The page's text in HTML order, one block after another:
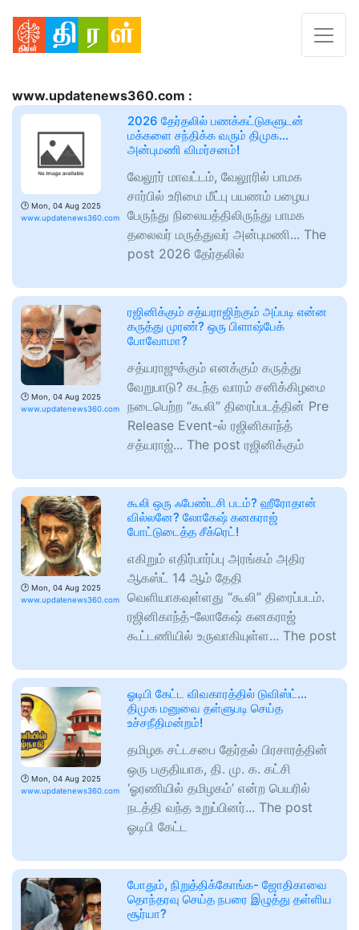
www.updatenews360.com :
🕑 Mon, 04 Aug 2025
www.updatenews360.com
2026 தேர்தலில் பணக்கட்டுகளுடன்
மக்களை சந்திக்க வரும் திமுக…
அன்புமணி விமர்சனம்!
வேலூர் மாவட்டம், வேலூரில் பாமக
சார்பில் உரிமை மீட்பு பயணம் பழைய
பேருந்து நிலையத்திலிருந்து பாமக
தலைவர் மருத்துவர் அன்புமணி... The
post 2026 தேர்தலில்
🕑 Mon, 04 Aug 2025
www.updatenews360.com
ரஜினிக்கும் சத்யராஜிற்கும் அப்படி என்ன
கருத்து முரண்? ஒரு பிளாஷ்பேக்
போவோமா?
சத்யராஜுக்கும் எனக்கும் கருத்து
வேறுபாடு? கடந்த வாரம் சனிக்கிழமை
நடைபெற்ற “கூலி” திரைப்படத்தின் Pre
Release Event-ல் ரஜினிகாந்த்
சத்யராஜ்... The post ரஜினிக்கும்
🕑 Mon, 04 Aug 2025
www.updatenews360.com
கூலி ஒரு ஃபேண்டசி படம்? ஹீரோதான்
வில்லனே? லோகேஷ் கனகராஜ்
போட்டுடைத்த சீக்ரெட்!
எகிறும் எதிர்பார்ப்பு அரங்கம் அதிர
ஆகஸ்ட் 14 ஆம் தேதி
வெளியாகவுள்ளது “கூலி” திரைப்படம்.
ரஜினிகாந்த்-லோகேஷ் கனகராஜ்
கூட்டணியில் உருவாகியுள்ள... The post
🕑 Mon, 04 Aug 2025
www.updatenews360.com
ஓடிபி கேட்ட விவகாரத்தில் டுவிஸ்ட்…
திமுக மனுவை தள்ளுபடி செய்த
உச்சநீதிமன்றம்!
தமிழக சட்டசபை தேர்தல் பிரசாரத்தின்
ஒரு பகுதியாக, தி. மு. க. கட்சி
‘ஓரணியில் தமிழகம்’ என்ற பெயரில்
நடத்தி வந்த உறுப்பினர்... The post
ஓடிபி கேட்ட
போதும், நிறுத்திக்கோங்க- ஜோதிகாவை
தொந்தரவு செய்த நபரை இழுத்து தள்ளிய
சூர்யா?